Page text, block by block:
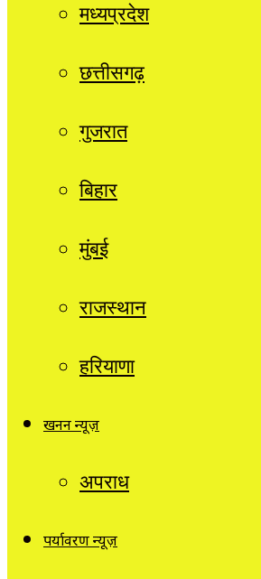
मध्यप्रदेश
छत्तीसगढ़
गुजरात
बिहार
मुंबई
राजस्थान
हरियाणा
खनन न्यूज़
अपराध
पर्यावरण न्यूज़